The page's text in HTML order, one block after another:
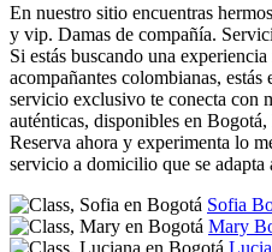
En nuestro sitio encuentras
y vip. Damas de compañía.
Si estás buscando una
acompañantes colombianas,
servicio exclusivo te conecta con
auténticas, disponibles en
Reserva ahora y experimenta lo
servicio a domicilio que se adapta
Sofia
Mary